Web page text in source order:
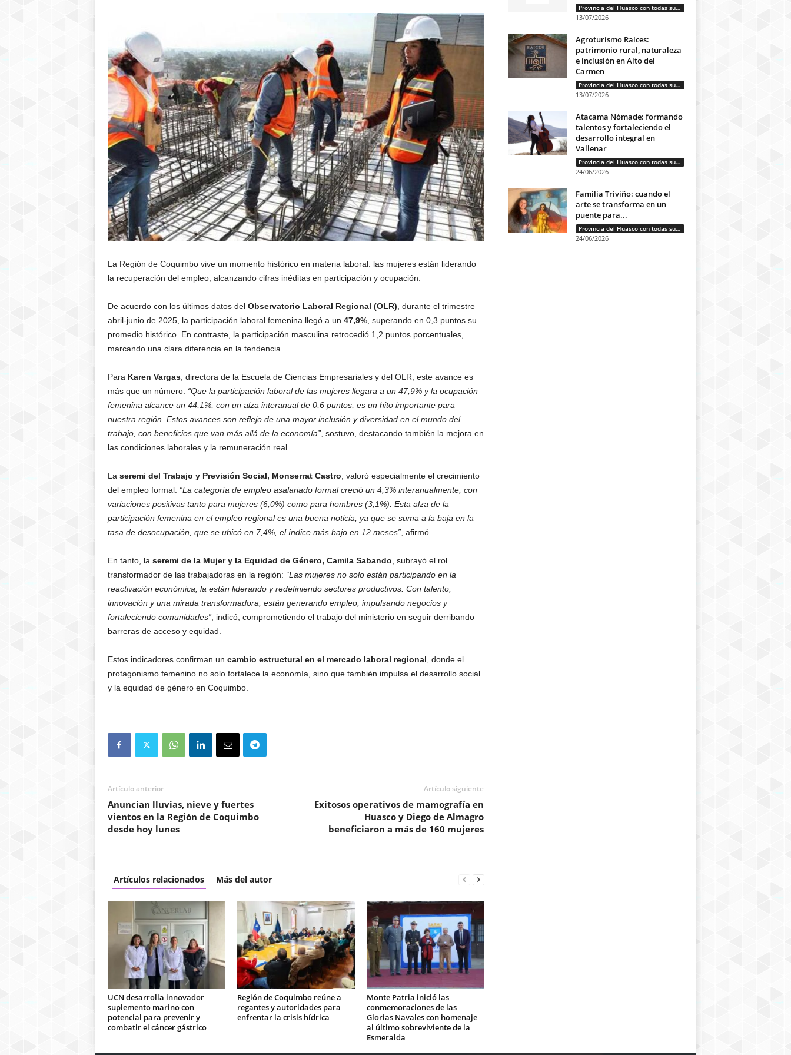
La Región de Coquimbo vive un momento histórico en materia laboral: las mujeres están liderando
la recuperación del empleo, alcanzando cifras inéditas en participación y ocupación.
De acuerdo con los últimos datos del Observatorio Laboral Regional (OLR) , durante el trimestre
abril-junio de 2025, la participación laboral femenina llegó a un 47,9%, superando en 0,3 puntos su
promedio histórico. En contraste, la participación masculina retrocedió 1,2 puntos porcentuales,
marcando una clara diferencia en la tendencia.
Para Karen Vargas, directora de la Escuela de Ciencias Empresariales y del OLR, este avance es
más que un número. “Que la participación laboral de las mujeres llegara a un 47,9% y la ocupación
femenina alcance un 44,1%, con un alza interanual de 0,6 puntos, es un hito importante para
nuestra región. Estos avances son reflejo de una mayor inclusión y diversidad en el mundo del
trabajo, con beneficios que van más allá de la economía”, sostuvo, destacando también la mejora en
las condiciones laborales y la remuneración real.
La seremi del Trabajo y Previsión Social, Monserrat Castro , valoró especialmente el crecimiento
del empleo formal. “La categoría de empleo asalariado formal creció un 4,3% interanualmente, con
variaciones positivas tanto para mujeres (6,0%) como para hombres (3,1%). Esta alza de la
participación femenina en el empleo regional es una buena noticia, ya que se suma a la baja en la
tasa de desocupación, que se ubicó en 7,4%, el índice más bajo en 12 meses”, afirmó.
En tanto, la seremi de la Mujer y la Equidad de Género, Camila Sabando , subrayó el rol
transformador de las trabajadoras en la región: “Las mujeres no solo están participando en la
reactivación económica, la están liderando y redefiniendo sectores productivos. Con talento,
innovación y una mirada transformadora, están generando empleo, impulsando negocios y
fortaleciendo comunidades”, indicó, comprometiendo el trabajo del ministerio en seguir derribando
barreras de acceso y equidad.
Estos indicadores confirman un cambio estructural en el mercado laboral regional , donde el
protagonismo femenino no solo fortalece la economía, sino que también impulsa el desarrollo social
y la equidad de género en Coquimbo.
Artículo anterior
Anuncian lluvias, nieve y fuertes
vientos en la Región de Coquimbo
desde hoy lunes
Artículo siguiente
Exitosos operativos de mamografía en
Huasco y Diego de Almagro
beneficiaron a más de 160 mujeres
Artículos relacionados Más del autor
UCN desarrolla innovador
suplemento marino con
potencial para prevenir y
combatir el cáncer gástrico
Región de Coquimbo reúne a
regantes y autoridades para
enfrentar la crisis hídrica
Monte Patria inició las
conmemoraciones de las
Glorias Navales con homenaje
al último sobreviviente de la
Esmeralda
Provincia del Huasco con todas sus letras: Historias que unen cultura, diversidad e identidad
13/07/2026
Agroturismo Raíces:
patrimonio rural, naturaleza
e inclusión en Alto del
Carmen
Provincia del Huasco con todas sus letras: Historias que unen cultura, diversidad e identidad
13/07/2026
Atacama Nómade: formando
talentos y fortaleciendo el
desarrollo integral en
Vallenar
Provincia del Huasco con todas sus letras: Historias que unen cultura, diversidad e identidad
24/06/2026
Familia Triviño: cuando el
arte se transforma en un
puente para...
Provincia del Huasco con todas sus letras: Historias que unen cultura, diversidad e identidad
24/06/2026